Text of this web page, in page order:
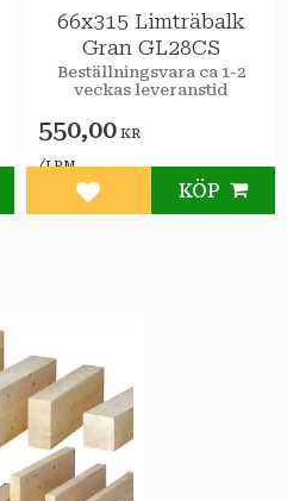
66x315 Limträbalk
Gran GL28CS
Beställningsvara ca 1-2
veckas leveranstid
550,00 KR
/LPM
Lägg till i favoriter
KÖP